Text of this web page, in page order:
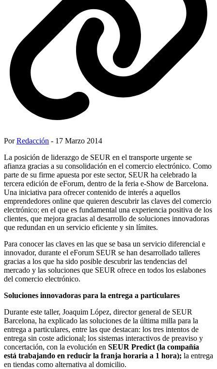
PorRedacción - 17 Marzo 2014
La posición de liderazgo de SEUR en el transporte urgente se
afianza gracias a su consolidación en el comercio electrónico. Como
parte de su firme apuesta por este sector, SEUR ha celebrado la
tercera edición de eForum, dentro de la feria e-Show de Barcelona.
Una iniciativa para ofrecer contenido de interés a aquellos
emprendedores online que quieren descubrir las claves del comercio
electrónico; en el que es fundamental una experiencia positiva de los
clientes, que mejora gracias al desarrollo de soluciones innovadoras
que redundan en un servicio eficiente y sin límites.
Para conocer las claves en las que se basa un servicio diferencial e
innovador, durante el eForum SEUR se han desarrollado talleres
gracias a los que ha sido posible descubrir las tendencias del
mercado y las soluciones que SEUR ofrece en todos los eslabones
del comercio electrónico.
Soluciones innovadoras para la entrega a particulares
Durante este taller, Joaquim López, director general de SEUR
Barcelona, ha explicado las soluciones de la última milla para la
entrega a particulares, entre las que destacan: los tres intentos de
entrega sin coste adicional; los sistemas interactivos de preaviso y
concertación, con la evolución en SEUR Predict (la compañía
está trabajando en reducir la franja horaria a 1 hora); la entrega
en tiendas como alternativa al domicilio.